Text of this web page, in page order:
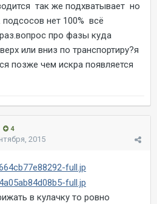
так же подхватывает но
подсосов нет 100% всё
про фазы куда
или вниз по транспортиру?я
позже чем искра появляется
4
2015
в кулачку то ровно